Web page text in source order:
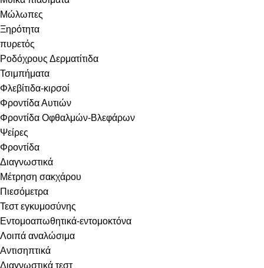
Μώλωπες
Ξηρότητα
πυρετός
Ροδόχρους Δερματίτιδα
Τσιμπήματα
Φλεβίτιδα-κιρσοί
Φροντίδα Αυτιών
Φροντίδα Οφθαλμών-Βλεφάρων
Ψείρες
Φροντίδα
Διαγνωστικά
Μέτρηση σακχάρου
Πιεσόμετρα
Τεστ εγκυμοσύνης
Εντομοαπωθητικά-εντομοκτόνα
Λοιπά αναλώσιμα
Αντισηπτικά
Διαγνωστικά τεστ